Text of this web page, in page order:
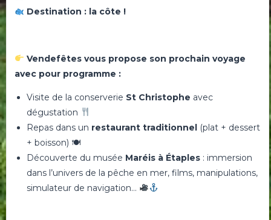
Destination : la côte !
Vendefêtes vous propose son prochain voyage
avec pour programme :
Visite de la conserverie St Christophe avec
dégustation
Repas dans un restaurant traditionnel (plat + dessert
+ boisson) 🍽
Découverte du musée Maréis à Étaples : immersion
dans l’univers de la pêche en mer, films, manipulations,
simulateur de navigation…